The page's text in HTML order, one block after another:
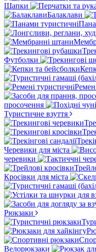
Шапки
Балаклави
Футболки
просочення
Туристичне взуття
Черевики для міста
черевики
Кросівки для міста
Рюкзаки
Велорюкзаки